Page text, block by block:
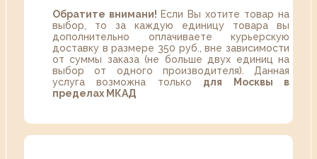
Обратите внимани! Если Вы хотите товар на
выбор, то за каждую единицу товара вы
дополнительно оплачиваете курьерскую
доставку в размере 350 руб., вне зависимости
от суммы заказа (не больше двух единиц на
выбор от одного производителя). Данная
услуга возможна только для Москвы в
пределах МКАД